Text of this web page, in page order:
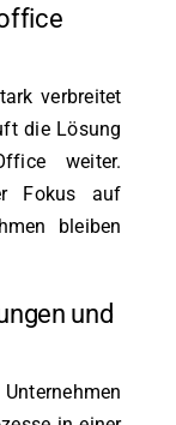
verbreitet
die Lösung
weiter.
Fokus auf
bleiben
und